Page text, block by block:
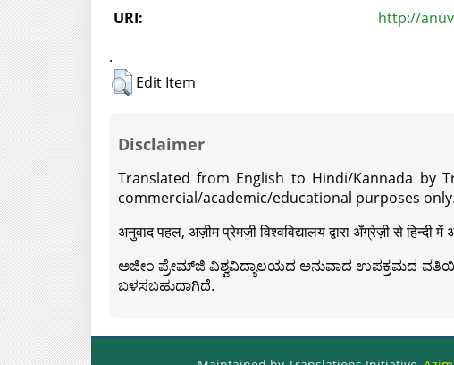
URI:
http://
.
Edit Item
Disclaimer
Translated from English to Hindi/Kannada by
commercial/academic/educational purposes only.
अनुवाद पहल, अज़ीम प्रेमजी विश्वविद्यालय द्वारा अँग्रेज़ी से
ಅಜೀಂ ಪ್ರೇಮ್‍ಜಿ ವಿಶ್ವವಿದ್ಯಾಲಯದ ಅನುವಾದ ಉಪಕ್ರಮದ ವತಿಯಿಂದ
ಬಳಸಬಹುದಾಗಿದೆ.